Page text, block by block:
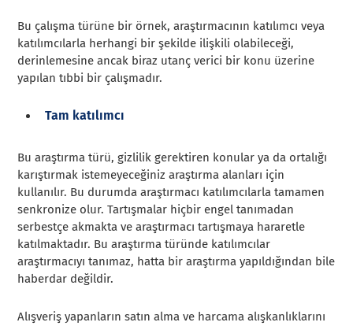
Bu çalışma türüne bir örnek, araştırmacının katılımcı veya
katılımcılarla herhangi bir şekilde ilişkili olabileceği,
derinlemesine ancak biraz utanç verici bir konu üzerine
yapılan tıbbi bir çalışmadır.
Tam katılımcı
Bu araştırma türü, gizlilik gerektiren konular ya da ortalığı
karıştırmak istemeyeceğiniz araştırma alanları için
kullanılır. Bu durumda araştırmacı katılımcılarla tamamen
senkronize olur. Tartışmalar hiçbir engel tanımadan
serbestçe akmakta ve araştırmacı tartışmaya hararetle
katılmaktadır. Bu araştırma türünde katılımcılar
araştırmacıyı tanımaz, hatta bir araştırma yapıldığından bile
haberdar değildir.
Alışveriş yapanların satın alma ve harcama alışkanlıklarını